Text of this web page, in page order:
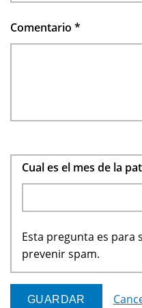
Comentario *
Cual es el mes de la
Esta pregunta es para
prevenir spam.